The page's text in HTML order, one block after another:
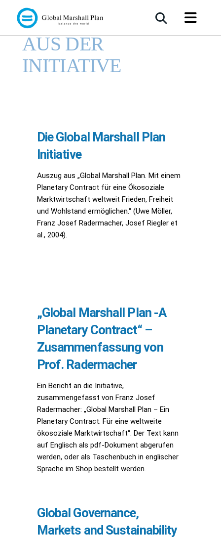
AUS DER
INITIATIVE
Die Global Marshall Plan
Initiative
Auszug aus „Global Marshall Plan. Mit einem
Planetary Contract für eine Ökosoziale
Marktwirtschaft weltweit Frieden, Freiheit
und Wohlstand ermöglichen.“ (Uwe Möller,
Franz Josef Radermacher, Josef Riegler et
al., 2004).
„Global Marshall Plan -A
Planetary Contract“ –
Zusammenfassung von
Prof. Radermacher
Ein Bericht an die Initiative,
zusammengefasst von Franz Josef
Radermacher: „Global Marshall Plan – Ein
Planetary Contract. Für eine weltweite
ökosoziale Marktwirtschaft“. Der Text kann
auf Englisch als pdf-Dokument abgerufen
werden, oder als Taschenbuch in englischer
Sprache im Shop bestellt werden.
Global Governance,
Markets and Sustainability